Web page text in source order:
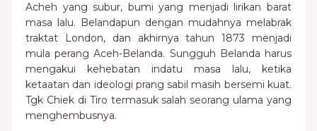
Acheh yang subur, bumi yang menjadi lirikan barat
masa lalu. Belandapun dengan mudahnya melabrak
traktat London, dan akhirnya tahun 1873 menjadi
mula perang Aceh-Belanda. Sungguh Belanda harus
mengakui kehebatan indatu masa lalu, ketika
ketaatan dan ideologi prang sabil masih bersemi kuat.
Tgk Chiek di Tiro termasuk salah seorang ulama yang
menghembusnya.